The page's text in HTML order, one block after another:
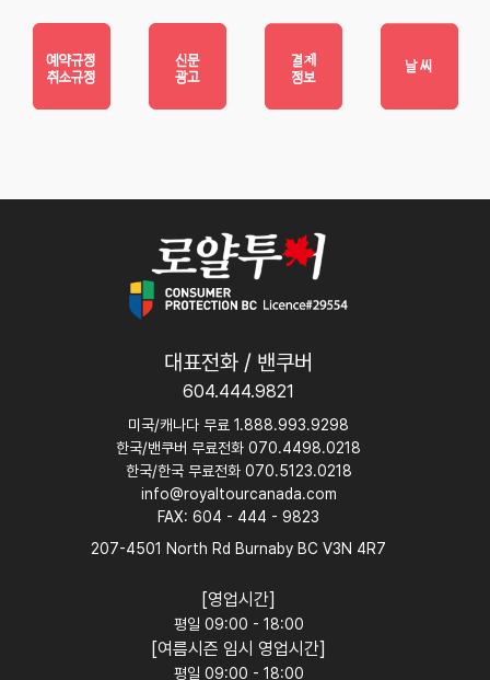
대표전화 / 밴쿠버
604.444.9821
미국/캐나다 무료 1.888.993.9298
한국/밴쿠버 무료전화 070.4498.0218
한국/한국 무료전화 070.5123.0218
info@royaltourcanada.com
FAX: 604 - 444 - 9823
207-4501 North Rd Burnaby BC V3N 4R7
[영업시간]
평일 09:00 - 18:00
[여름시즌 임시 영업시간]
평일 09:00 - 18:00